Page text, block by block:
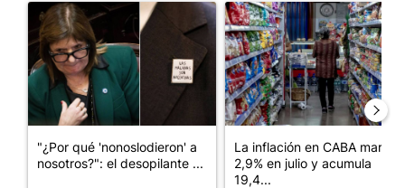
Un artículo de tendencia con el título ""¿Por qué
"¿Por qué 'nonoslodieron' a
nosotros?": el desopilante ...
Un artículo de tendencia con
La inflación en CABA marcó
2,9% en julio y acumula
19,4...